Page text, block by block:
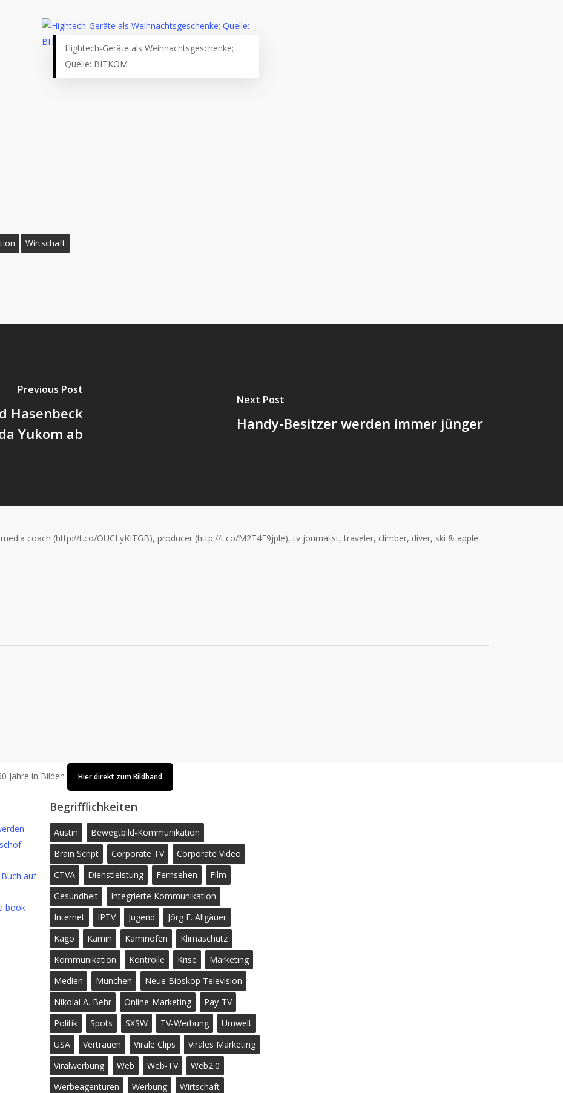
Hightech-Geräte als Weihnachtsgeschenke;
Quelle: BITKOM
Wirtschaft
Previous Post
Hasenbeck
Yukom ab
Next Post
Handy-Besitzer werden immer jünger
coach (http://t.co/OUCLyKITGB), producer (http://t.co/M2T4F9jple), tv journalist, traveler, climber, diver, ski & apple
Jahre in Bilden Hier direkt zum Bildband
auf
book
Begrifflichkeiten
Austin
Bewegtbild-Kommunikation
Brain Script
Corporate TV
Corporate Video
CTVA
Dienstleistung Fernsehen
Film
Gesundheit
Integrierte Kommunikation
Internet
IPTV Jugend
Jörg E. Allgäuer
Kago
Kamin Kaminofen
Klimaschutz
Kommunikation
Kontrolle Krise
Marketing
Medien
München
Neue Bioskop Television
Nikolai A. Behr
Online-Marketing
Pay-TV
Politik
Spots SXSW TV-Werbung
Umwelt
USA
Vertrauen Virale Clips
Virales Marketing
Viralwerbung
Web Web-TV
Web2.0
Werbeagenturen
Werbung Wirtschaft